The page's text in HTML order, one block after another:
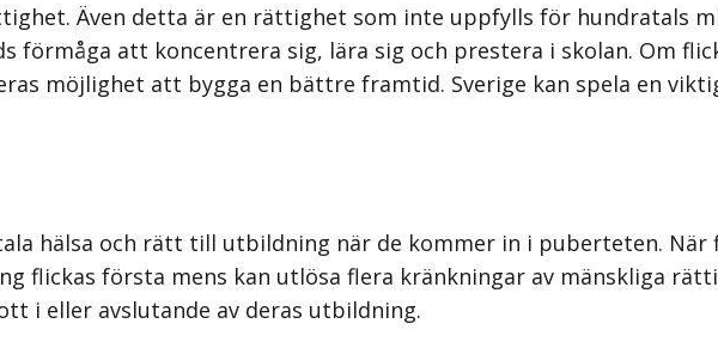
Även detta är en rättighet som inte uppfylls för hundratals
förmåga att koncentrera sig, lära sig och prestera i skolan. Om
möjlighet att bygga en bättre framtid. Sverige kan spela en
hälsa och rätt till utbildning när de kommer in i puberteten.
flickas första mens kan utlösa flera kränkningar av mänskliga
i eller avslutande av deras utbildning.